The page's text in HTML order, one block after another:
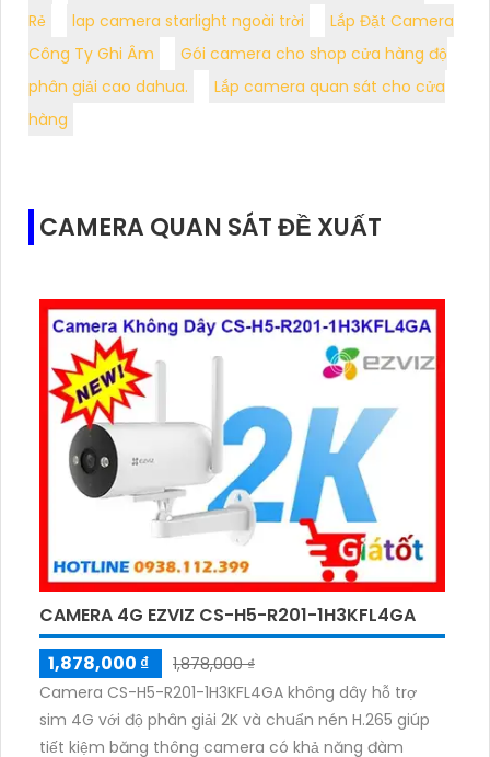
Rẻ
lap camera starlight ngoài trời
Lắp Đặt Camera
Công Ty Ghi Âm
Gói camera cho shop cửa hàng độ
phân giải cao dahua.
Lắp camera quan sát cho cửa
hàng
CAMERA QUAN SÁT ĐỀ XUẤT
CAMERA 4G EZVIZ CS-H5-R201-1H3KFL4GA
1,878,000 ₫
1,878,000 ₫
Camera CS-H5-R201-1H3KFL4GA không dây hỗ trợ
sim 4G với độ phân giải 2K và chuẩn nén H.265 giúp
tiết kiệm băng thông camera có khả năng đàm